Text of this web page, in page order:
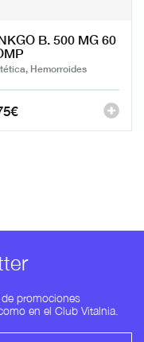
B. 500 MG 60
Hemorroides
€
promociones
en el Club Vitalnia.